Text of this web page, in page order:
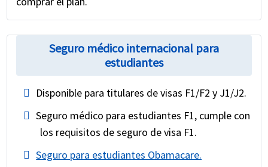
Seguro médico internacional para
estudiantes
Disponible para titulares de visas F1/F2 y J1/J2.
Seguro médico para estudiantes F1, cumple con
los requisitos de seguro de visa F1.
Seguro para estudiantes Obamacare.